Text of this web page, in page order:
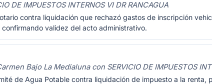
DE IMPUESTOS INTERNOS VI DR RANCAGUA
contra liquidación que rechazó gastos de inscripción
validez del acto administrativo.
Bajo La Medialuna con SERVICIO DE IMPUESTOS
de Agua Potable contra liquidación de impuesto a la renta,